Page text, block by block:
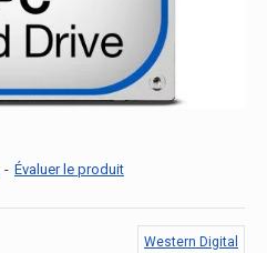
- Évaluer le produit
Western Digital